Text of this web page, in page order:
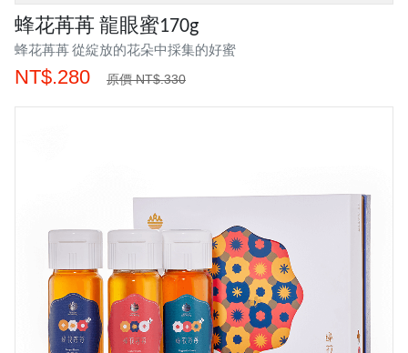
蜂花苒苒 龍眼蜜170g
蜂花苒苒 從綻放的花朵中採集的好蜜
NT$.280 原價 NT$.330